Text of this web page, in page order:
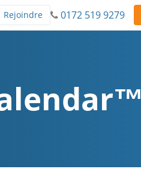
0172 519 9279
Rejoindre